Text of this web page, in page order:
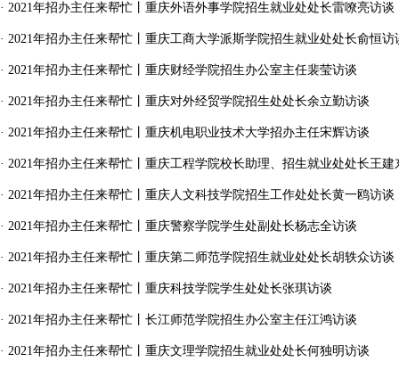
· 2021年招办主任来帮忙丨重庆外语外事学院招生就业处处长雷嘹亮访谈
· 2021年招办主任来帮忙丨重庆工商大学派斯学院招生就业处处长俞恒访
· 2021年招办主任来帮忙丨重庆财经学院招生办公室主任裴莹访谈
· 2021年招办主任来帮忙丨重庆对外经贸学院招生处处长余立勤访谈
· 2021年招办主任来帮忙丨重庆机电职业技术大学招办主任宋辉访谈
· 2021年招办主任来帮忙丨重庆工程学院校长助理、招生就业处处长王建
· 2021年招办主任来帮忙丨重庆人文科技学院招生工作处处长黄一鸥访谈
· 2021年招办主任来帮忙丨重庆警察学院学生处副处长杨志全访谈
· 2021年招办主任来帮忙丨重庆第二师范学院招生就业处处长胡轶众访谈
· 2021年招办主任来帮忙丨重庆科技学院学生处处长张琪访谈
· 2021年招办主任来帮忙丨长江师范学院招生办公室主任江鸿访谈
· 2021年招办主任来帮忙丨重庆文理学院招生就业处处长何独明访谈